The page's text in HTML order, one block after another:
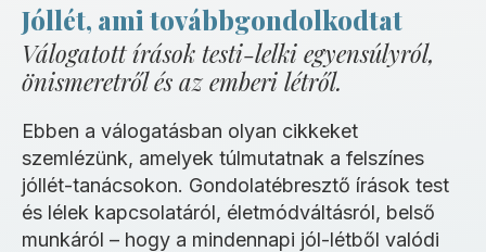
Jóllét, ami továbbgondolkodtat
Válogatott írások testi-lelki egyensúlyról,
önismeretről és az emberi létről.
Ebben a válogatásban olyan cikkeket
szemlézünk, amelyek túlmutatnak a felszínes
jóllét-tanácsokon. Gondolatébresztő írások test
és lélek kapcsolatáról, életmódváltásról, belső
munkáról – hogy a mindennapi jól-létből valódi